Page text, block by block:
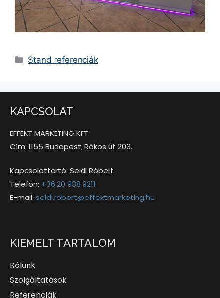
Stand referenciák
KAPCSOLAT
EFFEKT MARKETING KFT.
Cím: 1155 Budapest, Rákos út 203.
Kapcsolattartó: Seidl Róbert
Telefon: +36 20 938 9211
E-mail: seidl.robert@effektmarketing.hu
KIEMELT TARTALOM
Rólunk
Szolgáltatások
Referenciák